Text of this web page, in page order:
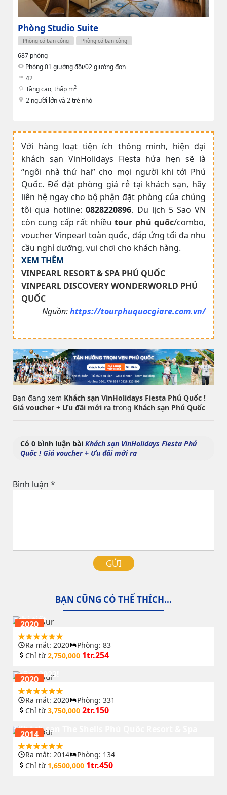
Phòng Studio Suite
Phòng có ban công Phòng có ban công
687 phòng
Phòng 01 giường đôi/02 giường đơn
42
Tầng cao, thấp m2
2 người lớn và 2 trẻ nhỏ
Với hàng loạt tiện ích thông minh, hiện đại
khách sạn VinHolidays Fiesta hứa hẹn sẽ là
“ngôi nhà thứ hai” cho mọi người khi tới Phú
Quốc. Để đặt phòng giá rẻ tại khách sạn, hãy
liên hệ ngay cho bộ phận đặt phòng của chúng
tôi qua hotline:0828220896. Du lịch 5 Sao VN
còn cung cấp rất nhiềutour phú quốc/combo,
voucher Vinpearl toàn quốc, đáp ứng tối đa nhu
cầu nghỉ dưỡng, vui chơi cho khách hàng.
XEM THÊM
VINPEARL RESORT & SPA PHÚ QUỐC
VINPEARL DISCOVERY WONDERWORLD PHÚ
QUỐC
Nguồn:https://tourphuquocgiare.com.vn/
Bạn đang xem Khách sạn VinHolidays Fiesta Phú Quốc !
Giá voucher + Ưu đãi mới ra trong Khách sạn Phú Quốc
Có 0 bình luận bài Khách sạn VinHolidays Fiesta Phú
Quốc ! Giá voucher + Ưu đãi mới ra
Bình luận *
GỬI
BẠN CŨNG CÓ THỂ THÍCH...
Lahana Resort Phú Quốc – Giá phòng & Review
chi tiết
2020
Ra mắt: 2020
Phòng: 83
Chỉ từ2,750,000 1tr.254
Khách sạn Pullman Phú Quốc – Cập giá ưu đãi
năm 2023!
2020
Ra mắt: 2020
Phòng: 331
Chỉ từ3,750,000 2tr.150
Khách sạn The Shells Phú Quốc Resort & Spa
2014
Ra mắt: 2014
Phòng: 134
Chỉ từ1,6500,000 1tr.450